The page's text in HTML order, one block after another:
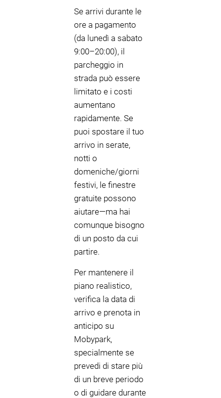
Se arrivi durante le
ore a pagamento
(da lunedì a sabato
9:00–20:00), il
parcheggio in
strada può essere
limitato e i costi
aumentano
rapidamente. Se
puoi spostare il tuo
arrivo in serate,
notti o
domeniche/giorni
festivi, le finestre
gratuite possono
aiutare—ma hai
comunque bisogno
di un posto da cui
partire.
Per mantenere il
piano realistico,
verifica la data di
arrivo e prenota in
anticipo su
Mobypark,
specialmente se
prevedi di stare più
di un breve periodo
o di guidare durante